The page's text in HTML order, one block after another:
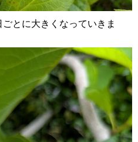
とに大きくなっていきま